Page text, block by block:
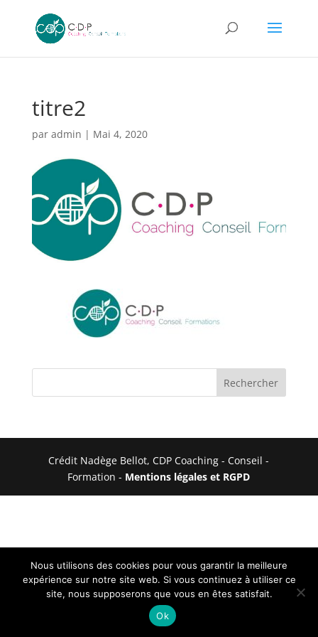
titre2
par admin | Mai 4, 2020
Crédit Nadège Bellot, CDP Coaching - Conseil -
Formation - Mentions légales et RGPD
Nous utilisons des cookies pour vous garantir la meilleure
expérience sur notre site web. Si vous continuez à utiliser ce
site, nous supposerons que vous en êtes satisfait.
Ok